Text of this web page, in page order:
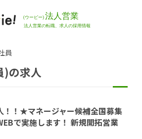
員
)の求人
！！★マネージャー候補全国募集
で実施します！ 新規開拓営業